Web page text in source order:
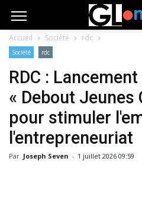
Accueil Société rdc
Société rdc
RDC :
« Debout Jeunes
pour stimuler
l'entrepreneuriat
Par Joseph Seven - 1 juillet 2026 09:59